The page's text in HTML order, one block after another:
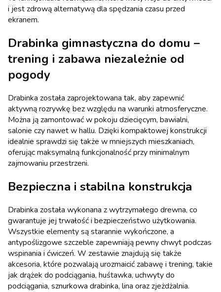
i jest zdrową alternatywą dla spędzania czasu przed
ekranem.
Drabinka gimnastyczna do domu –
trening i zabawa niezależnie od
pogody
Drabinka została zaprojektowana tak, aby zapewnić
aktywną rozrywkę bez względu na warunki atmosferyczne.
Można ją zamontować w pokoju dziecięcym, bawialni,
salonie czy nawet w hallu. Dzięki kompaktowej konstrukcji
idealnie sprawdzi się także w mniejszych mieszkaniach,
oferując maksymalną funkcjonalność przy minimalnym
zajmowaniu przestrzeni.
Bezpieczna i stabilna konstrukcja
Drabinka została wykonana z wytrzymałego drewna, co
gwarantuje jej trwałość i bezpieczeństwo użytkowania.
Wszystkie elementy są starannie wykończone, a
antypoślizgowe szczeble zapewniają pewny chwyt podczas
wspinania i ćwiczeń. W zestawie znajdują się także
akcesoria, które pozwalają urozmaicić zabawę i trening, takie
jak drążek do podciągania, huśtawka, uchwyty do
podciągania, sznurkowa drabinka, lina oraz zjeżdżalnia.